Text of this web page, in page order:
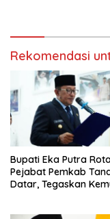
Rekomendasi
Bupati Eka Putra
Pejabat Pemkab
Datar, Tegaskan